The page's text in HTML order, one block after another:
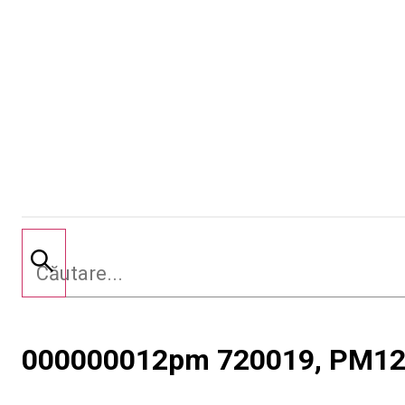
000000012pm 720019, PM12